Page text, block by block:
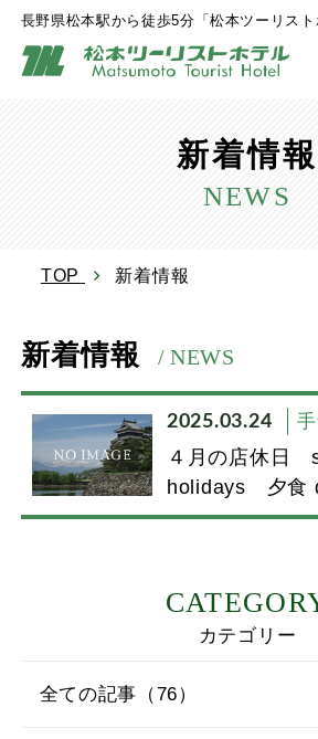
長野県松本駅から徒歩5分「松本ツーリス
新着情報
NEWS
TOP 新着情報
新着情報 / NEWS
2025.03.24
４月の店休日
holidays 夕食
カテゴリー
全ての記事（76）